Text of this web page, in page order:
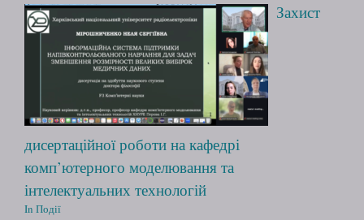
Захист
дисертаційної роботи на кафедрі
комп’ютерного моделювання та
інтелектуальних технологій
In Події